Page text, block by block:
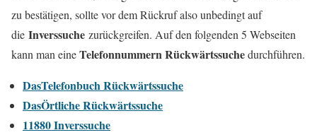
zu bestätigen, sollte vor dem Rückruf also unbedingt auf
die Inverssuche zurückgreifen. Auf den folgenden 5 Webseiten
kann man eineTelefonnummern Rückwärtssuchedurchführen.
DasTelefonbuch Rückwärtssuche
DasÖrtliche Rückwärtssuche
11880 Inverssuche